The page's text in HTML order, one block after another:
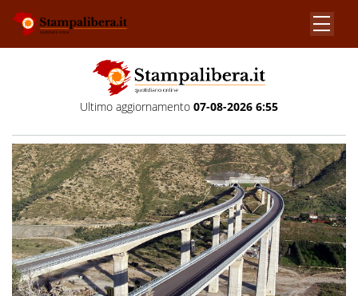
Ultimo aggiornamento 07-08-2026 6:55